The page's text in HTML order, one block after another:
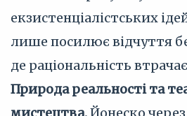
екзистенціалістських
лише посилює відчуття
де раціональність
Природа реальності та